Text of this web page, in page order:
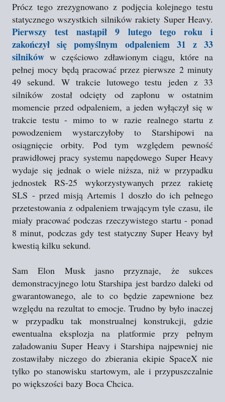
Prócz tego zrezygnowano z podjęcia kolejnego testu
statycznego wszystkich silników rakiety Super Heavy.
Pierwszy test nastąpił 9 lutego tego roku i
zakończył się pomyślnym odpaleniem 31 z 33
silników w częściowo zdławionym ciągu, które na
pełnej mocy będą pracować przez pierwsze 2 minuty
49 sekund. W trakcie lutowego testu jeden z 33
silników został odcięty od zapłonu w ostatnim
momencie przed odpaleniem, a jeden wyłączył się w
trakcie testu - mimo to w razie realnego startu z
powodzeniem wystarczyłoby to Starshipowi na
osiągnięcie orbity. Pod tym względem pewność
prawidłowej pracy systemu napędowego Super Heavy
wydaje się jednak o wiele niższa, niż w przypadku
jednostek RS-25 wykorzystywanych przez rakietę
SLS - przed misją Artemis 1 doszło do ich pełnego
przetestowania z odpaleniem trwającym tyle czasu, ile
miały pracować podczas rzeczywistego startu - ponad
8 minut, podczas gdy test statyczny Super Heavy był
kwestią kilku sekund.
Sam Elon Musk jasno przyznaje, że sukces
demonstracyjnego lotu Starshipa jest bardzo daleki od
gwarantowanego, ale to co będzie zapewnione bez
względu na rezultat to emocje. Trudno by było inaczej
w przypadku tak monstrualnej konstrukcji, gdzie
ewentualna eksplozja na platformie przy pełnym
załadowaniu Super Heavy i Starshipa najpewniej nie
zostawiłaby niczego do zbierania ekipie SpaceX nie
tylko po stanowisku startowym, ale i przypuszczalnie
po większości bazy Boca Chcica.